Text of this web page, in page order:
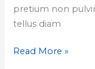
pretium non
tellus diam
Read More »